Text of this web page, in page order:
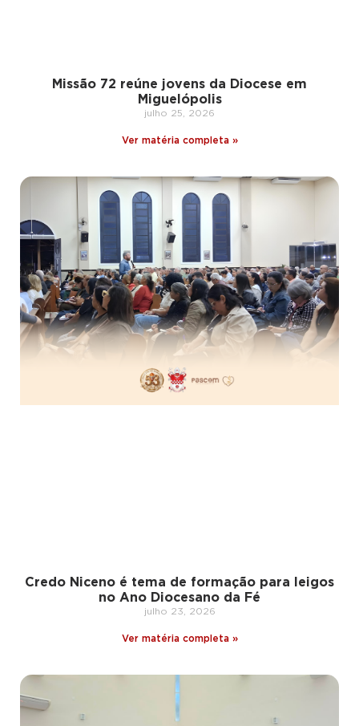
Missão 72 reúne jovens da Diocese em
Miguelópolis
julho 25, 2026
Ver matéria completa »
Credo Niceno é tema de formação para leigos
no Ano Diocesano da Fé
julho 23, 2026
Ver matéria completa »